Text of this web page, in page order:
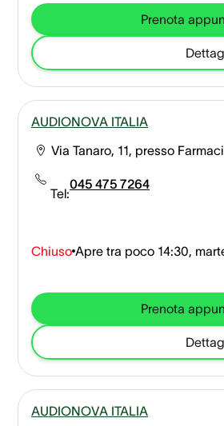
Prenota
AUDIONOVA ITALIA
Via Tanaro, 11, presso
Tel:
045 475 7264
Chiuso Apre tra poco 14:30,
Prenota
AUDIONOVA ITALIA